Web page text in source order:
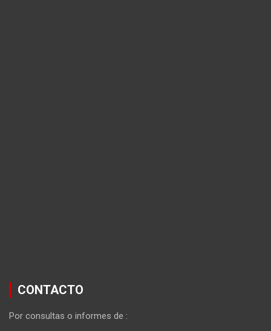
CONTACTO
Por consultas o informes de :